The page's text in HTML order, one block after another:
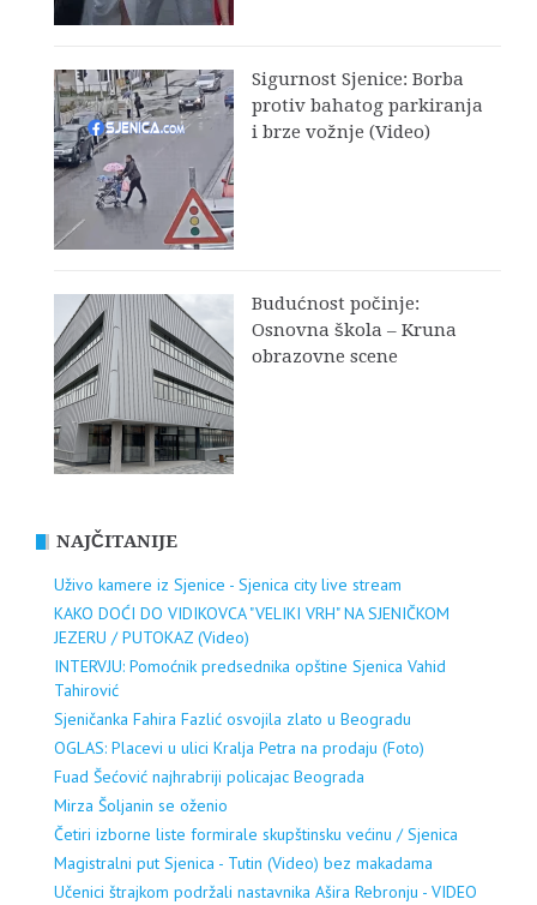
Sigurnost Sjenice: Borba
protiv bahatog parkiranja
i brze vožnje (Video)
Budućnost počinje:
Osnovna škola – Kruna
obrazovne scene
NAJČITANIJE
Uživo kamere iz Sjenice - Sjenica city live stream
KAKO DOĆI DO VIDIKOVCA "VELIKI VRH" NA SJENIČKOM
JEZERU / PUTOKAZ (Video)
INTERVJU: Pomoćnik predsednika opštine Sjenica Vahid
Tahirović
Sjeničanka Fahira Fazlić osvojila zlato u Beogradu
OGLAS: Placevi u ulici Kralja Petra na prodaju (Foto)
Fuad Šećović najhrabriji policajac Beograda
Mirza Šoljanin se oženio
Četiri izborne liste formirale skupštinsku većinu / Sjenica
Magistralni put Sjenica - Tutin (Video) bez makadama
Učenici štrajkom podržali nastavnika Ašira Rebronju - VIDEO